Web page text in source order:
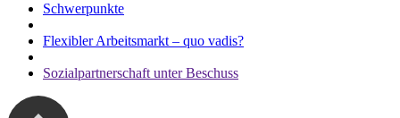
Schwerpunkte
Flexibler Arbeitsmarkt – quo vadis?
Sozialpartnerschaft unter Beschuss